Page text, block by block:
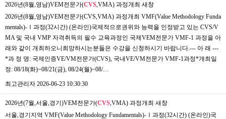
2026년(8월,영남)VEM전문가(CVS ,VMA) 과정개최 새창
2026년(8월,영남)VEM전문가(CVS,VMA) 과정개최 VMF(Value Methodology Funda
mentals)-Ⅰ과정(32시간) (온라인)국제적으로권위와 능력을 인정받고 있는 CVS/V
MA 및 국내 VMP 자격취득의 필수 교육과정인 국제VEM전문가 VMF-1 과정을 아
래와 같이 개최하오니희망하시는분들은 수강을 신청하시기 바랍니다.--- 아 래 ---
*과 정 명: 국제인증VE/VM전문가(CVS), 국내VE/VM전문가 VMF-1과정*개최일
정: 08/18(화)~08/21(금), 08/24(월)~08/…
최고관리자 2026-06-23 10:30:30
2026년(7월,서울,경기)VEM전문가(CVS ,VMA) 과정개최 새창
서울,경기지역 VMF(Value Methodology Fundamentals)-Ⅰ과정(32시간) (온라인)국